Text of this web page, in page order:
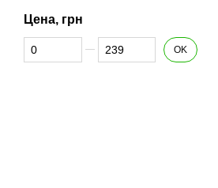
Цена, грн
От Цена, грн
До Цена, грн OK